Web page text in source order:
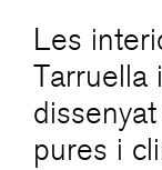
Les
Tarruella
pures i